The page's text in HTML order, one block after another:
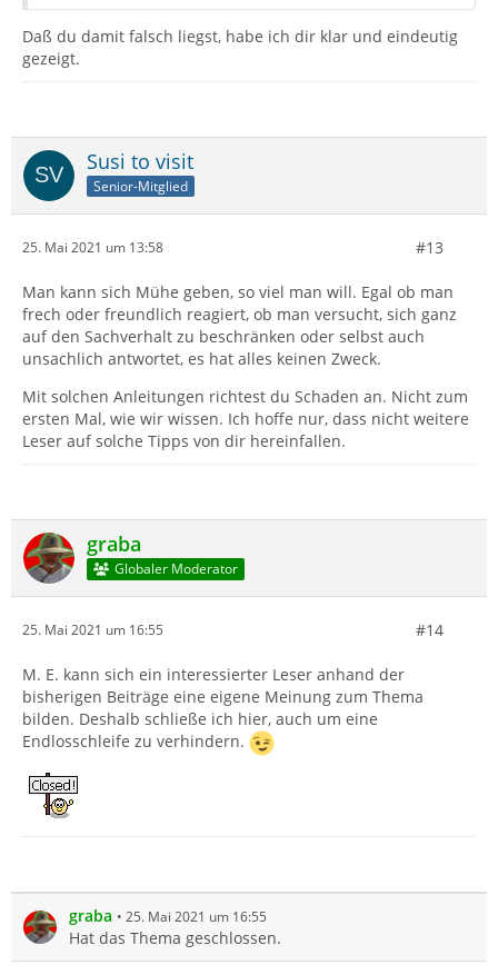
Daß du damit falsch liegst, habe ich dir klar und eindeutig
gezeigt.
Susi to visit
Senior-Mitglied
25. Mai 2021 um 13:58 #13
Man kann sich Mühe geben, so viel man will. Egal ob man
frech oder freundlich reagiert, ob man versucht, sich ganz
auf den Sachverhalt zu beschränken oder selbst auch
unsachlich antwortet, es hat alles keinen Zweck.
Mit solchen Anleitungen richtest du Schaden an. Nicht zum
ersten Mal, wie wir wissen. Ich hoffe nur, dass nicht weitere
Leser auf solche Tipps von dir hereinfallen.
graba
Globaler Moderator
25. Mai 2021 um 16:55 #14
M. E. kann sich ein interessierter Leser anhand der
bisherigen Beiträge eine eigene Meinung zum Thema
bilden. Deshalb schließe ich hier, auch um eine
Endlosschleife zu verhindern.
graba 25. Mai 2021 um 16:55
Hat das Thema geschlossen.